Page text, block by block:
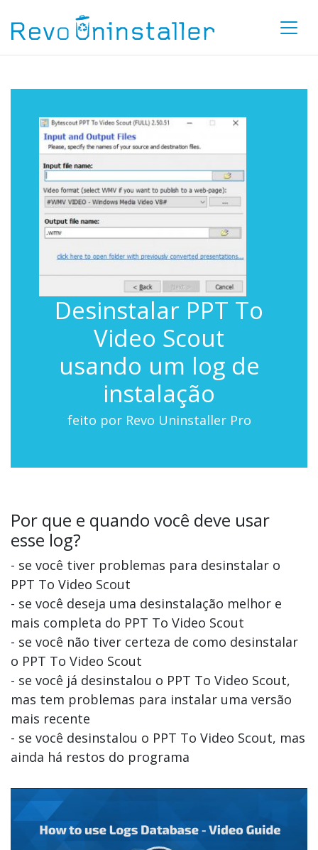
Desinstalar PPT To
Video Scout
usando um log de
instalação
feito por Revo Uninstaller Pro
Por que e quando você deve usar
esse log?
- se você tiver problemas para desinstalar o
PPT To Video Scout
- se você deseja uma desinstalação melhor e
mais completa do PPT To Video Scout
- se você não tiver certeza de como desinstalar
o PPT To Video Scout
- se você já desinstalou o PPT To Video Scout,
mas tem problemas para instalar uma versão
mais recente
- se você desinstalou o PPT To Video Scout, mas
ainda há restos do programa